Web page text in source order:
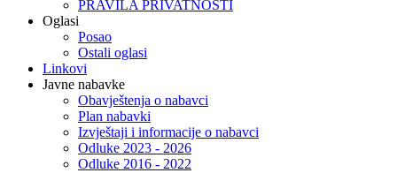
PRAVILA PRIVATNOSTI
Oglasi
Posao
Ostali oglasi
Linkovi
Javne nabavke
Obavještenja o nabavci
Plan nabavki
Izvještaji i informacije o nabavci
Odluke 2023 - 2026
Odluke 2016 - 2022